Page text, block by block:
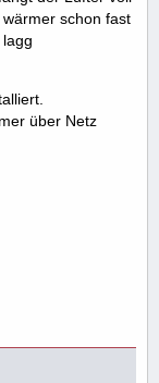
schon fast
über Netz